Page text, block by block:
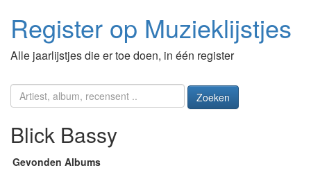
Register op Muzieklijstjes
Alle jaarlijstjes die er toe doen, in één register
Zoeken
Blick Bassy
Gevonden Albums